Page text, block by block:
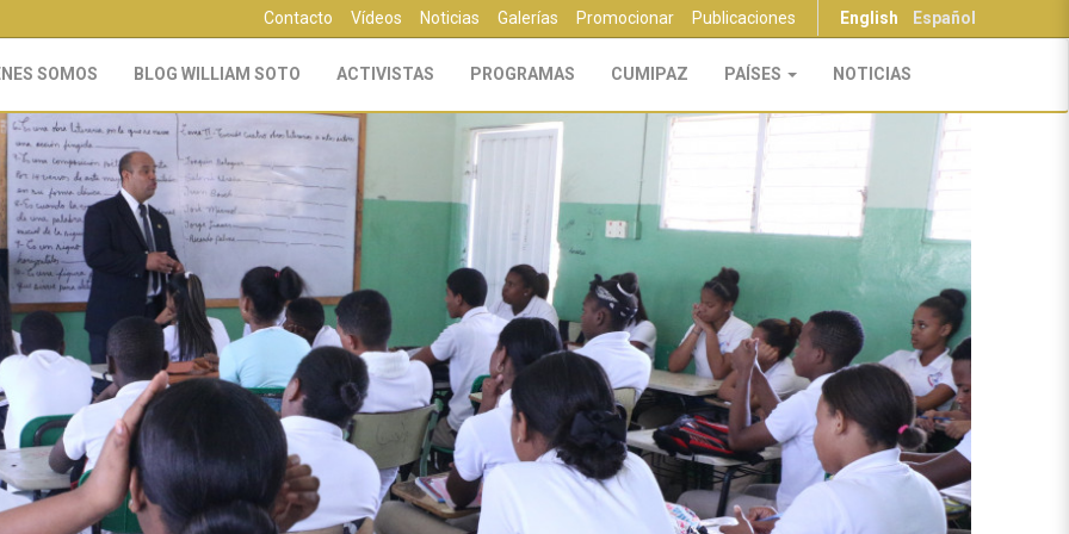
English Español
Contacto Vídeos Noticias Galerías Promocionar Publicaciones
SOMOS BLOG WILLIAM SOTO ACTIVISTAS PROGRAMAS CUMIPAZ PAÍSES NOTICIAS